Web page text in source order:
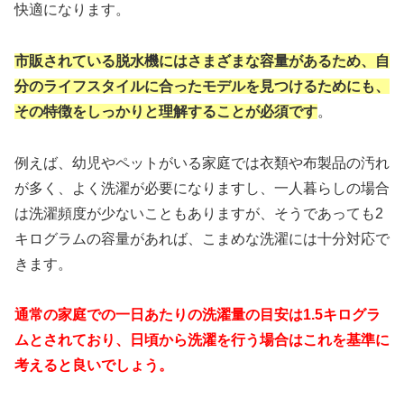
快適になります。
市販されている脱水機にはさまざまな容量があるため、自
分のライフスタイルに合ったモデルを見つけるためにも、
その特徴をしっかりと理解することが必須です。
例えば、幼児やペットがいる家庭では衣類や布製品の汚れ
が多く、よく洗濯が必要になりますし、一人暮らしの場合
は洗濯頻度が少ないこともありますが、そうであっても2
キログラムの容量があれば、こまめな洗濯には十分対応で
きます。
通常の家庭での一日あたりの洗濯量の目安は1.5キログラ
ムとされており、日頃から洗濯を行う場合はこれを基準に
考えると良いでしょう。